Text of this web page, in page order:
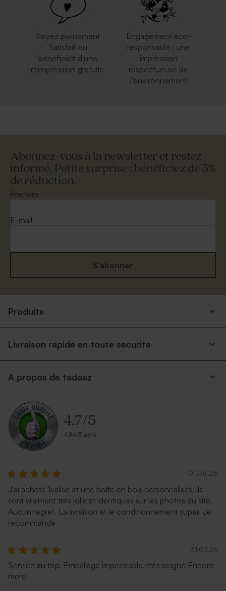
Soyez pleinement
Satisfait ou
bénéficiez d'une
réimpression gratuite
Engagement éco-
responsable : une
impression
respectueuse de
l'environnement
Abonnez-vous à la newsletter et restez
informé. Petite surprise : bénéficiez de 5%
de réduction.
Prénom
E-mail
S'abonner
Produits
Livraison rapide en toute securite
A propos de tadaaz
4.7/5
4863 avis
01.08.26
J'ai acheté 1valise et une boîte en bois personnalisés, ils
sont vraiment très jolis et identiques sur les photos du site.
Aucun regret. La livraison et le conditionnement super. Je
recommande
31.07.26
Service au top. Emballage impeccable, très soigné Encore
merci